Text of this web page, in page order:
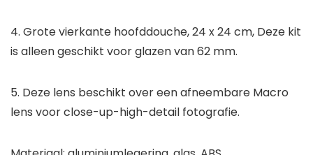
4. Grote vierkante hoofddouche, 24 x 24 cm, Deze kit
is alleen geschikt voor glazen van 62 mm.
5. Deze lens beschikt over een afneembare Macro
lens voor close-up-high-detail fotografie.